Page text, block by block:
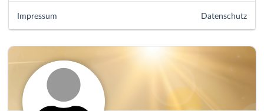
Datenschutz
Impressum